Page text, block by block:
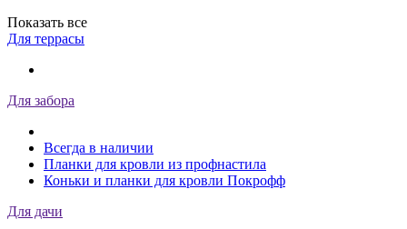
Показать все
Для террасы
Для забора
Всегда в наличии
Планки для кровли из профнастила
Коньки и планки для кровли Покрофф
Для дачи